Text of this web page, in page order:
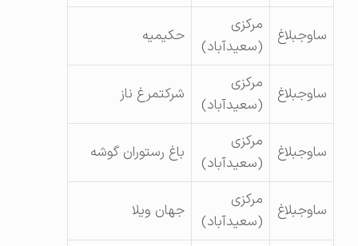
ساوجبلاغ
مرکزی
(سعیدآباد)
حکیمیه
ساوجبلاغ
مرکزی
(سعیدآباد)
شرکتمرغ ناز
ساوجبلاغ
مرکزی
(سعیدآباد)
باغ رستوران گوشه
ساوجبلاغ
مرکزی
(سعیدآباد)
جهان ویلا